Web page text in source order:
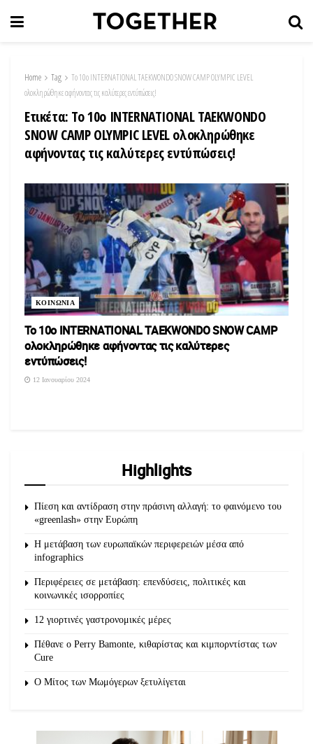
Home Tag
Το 10ο INTERNATIONAL TAEKWONDO SNOW CAMP OLYMPIC LEVEL
ολοκληρώθηκε αφήνοντας τις καλύτερες εντύπώσεις!
Ετικέτα: Το 10ο INTERNATIONAL TAEKWONDO
SNOW CAMP OLYMPIC LEVEL ολοκληρώθηκε
αφήνοντας τις καλύτερες εντύπώσεις!
ΚΟΙΝΩΝΙΑ
Το 10ο INTERNATIONAL TAEKWONDO SNOW CAMP
ολοκληρώθηκε αφήνοντας τις καλύτερες
εντύπώσεις!
12 Ιανουαρίου 2024
Highlights
Πίεση και αντίδραση στην πράσινη αλλαγή: το φαινόμενο του
«greenlash» στην Ευρώπη
Η μετάβαση των ευρωπαϊκών περιφερειών μέσα από
infographics
Περιφέρειες σε μετάβαση: επενδύσεις, πολιτικές και
κοινωνικές ισορροπίες
12 γιορτινές γαστρονομικές μέρες
Πέθανε ο Perry Bamonte, κιθαρίστας και κιμπορντίστας των
Cure
O Μίτος των Μωμόγερων ξετυλίγεται